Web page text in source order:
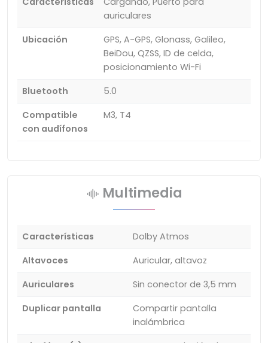
auriculares
Ubicación
GPS, A-GPS, Glonass, Galileo,
BeiDou, QZSS, ID de celda,
posicionamiento Wi-Fi
Bluetooth
5.0
Compatible
con audífonos
M3, T4
Multimedia
Características
Dolby Atmos
Altavoces
Auricular, altavoz
Auriculares
Sin conector de 3,5 mm
Duplicar pantalla
Compartir pantalla
inalámbrica